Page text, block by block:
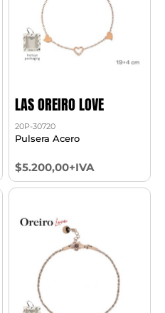
LAS OREIRO LOVE
20P-30720
Pulsera Acero
$5.200,00+IVA